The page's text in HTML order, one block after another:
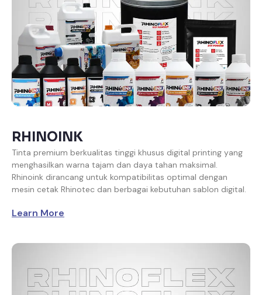
RHINOINK
Tinta premium berkualitas tinggi khusus digital printing yang
menghasilkan warna tajam dan daya tahan maksimal.
Rhinoink dirancang untuk kompatibilitas optimal dengan
mesin cetak Rhinotec dan berbagai kebutuhan sablon digital.
Learn More